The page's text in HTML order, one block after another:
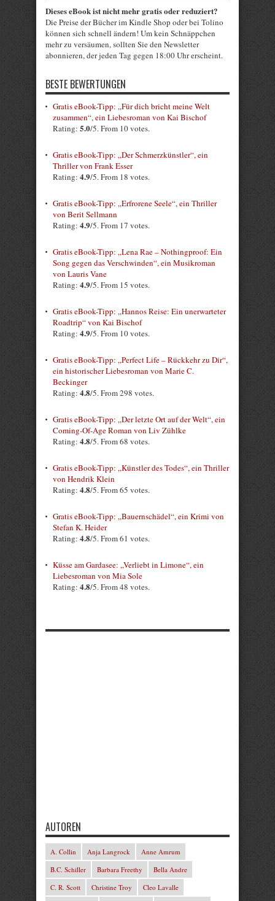
Dieses eBook ist nicht mehr gratis oder reduziert?
Die Preise der Bücher im Kindle Shop oder bei Tolino
können sich schnell ändern! Um kein Schnäppchen
mehr zu versäumen, sollten Sie den Newsletter
abonnieren, der jeden Tag gegen 18:00 Uhr erscheint.
BESTE BEWERTUNGEN
Gratis eBook-Tipp: „Für dich bricht meine Welt
zusammen“, ein Liebesroman von Kai Bischof
Rating: 5.0/5. From 10 votes.
Gratis eBook-Tipp: „Der Schmerzkünstler“, ein
Thriller von Frank Esser
Rating: 4.9/5. From 18 votes.
Gratis eBook-Tipp: „Erfrorene Seele“, ein Thriller
von Berit Sellmann
Rating: 4.9/5. From 17 votes.
Gratis eBook-Tipp: „Lena Rae – Nothingproof: Ein
Song gegen das Verschwinden“, ein Musikroman
von Lauris Vane
Rating: 4.9/5. From 15 votes.
Gratis eBook-Tipp: „Hannos Reise: Ein unerwarteter
Roadtrip“ von Kai Bischof
Rating: 4.9/5. From 10 votes.
Gratis eBook-Tipp: „Perfect Life – Rückkehr zu Dir“,
ein historischer Liebesroman von Marie C.
Beckinger
Rating: 4.8/5. From 298 votes.
Gratis eBook-Tipp: „Der letzte Ort auf der Welt“, ein
Coming-Of-Age Roman von Liv Zühlke
Rating: 4.8/5. From 68 votes.
Gratis eBook-Tipp: „Künstler des Todes“, ein Thriller
von Hendrik Klein
Rating: 4.8/5. From 65 votes.
Gratis eBook-Tipp: „Bauernschädel“, ein Krimi von
Stefan K. Heider
Rating: 4.8/5. From 61 votes.
Küsse am Gardasee: „Verliebt in Limone“, ein
Liebesroman von Mia Sole
Rating: 4.8/5. From 48 votes.
AUTOREN
A. Collin Anja Langrock
Anne Amrum
B.C. Schiller
Barbara Freethy
Bella Andre
C. R. Scott
Christine Troy
Cleo Lavalle